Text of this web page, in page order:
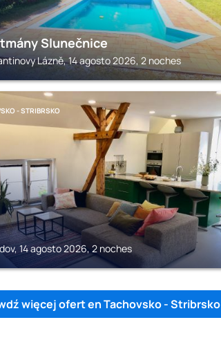
Slunečnice
Lázně, 14 agosto 2026, 2 noches
- STRIBRSKO
14 agosto 2026, 2 noches
więcej ofert en Tachovsko - Stribrsko